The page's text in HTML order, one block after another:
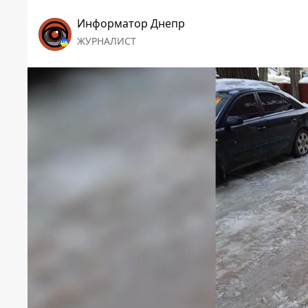
Информатор Днепр
ЖУРНАЛИСТ